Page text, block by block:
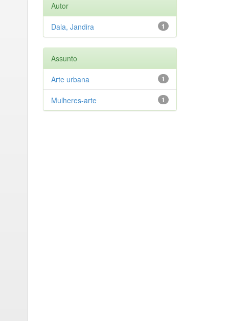
Autor
1
Dala, Jandira
Assunto
1
Arte urbana
1
Mulheres-arte